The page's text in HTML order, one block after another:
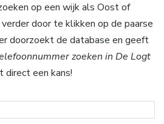
op een wijk als Oost of
door te klikken op de paarse
doorzoekt de database en geeft
zoeken in De Logt
direct een kans!